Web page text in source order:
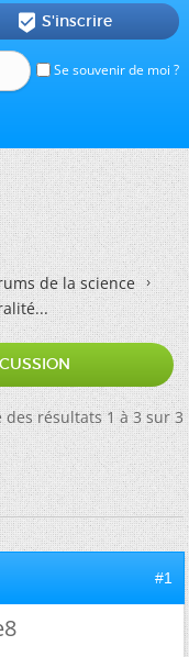
Se souvenir de moi ?
 S'inscrire
de la science
des résultats 1 à 3 sur 3
#1